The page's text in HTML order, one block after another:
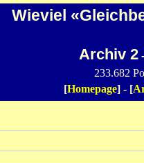
Wieviel
Archiv 2
233.682
[Homepage] - [